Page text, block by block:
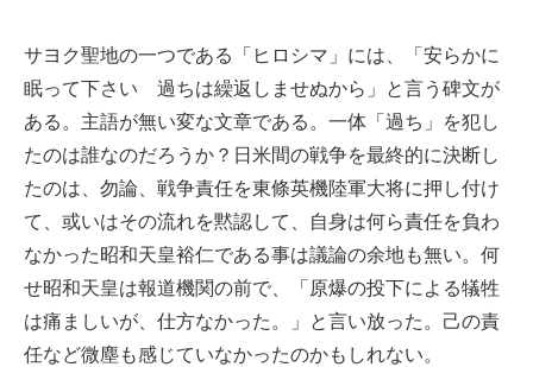
サヨク聖地の一つである「ヒロシマ」には、「安らかに
眠って下さい 過ちは繰返しませぬから」と言う碑文が
ある。主語が無い変な文章である。一体「過ち」を犯し
たのは誰なのだろうか？日米間の戦争を最終的に決断し
たのは、勿論、戦争責任を東條英機陸軍大将に押し付け
て、或いはその流れを黙認して、自身は何ら責任を負わ
なかった昭和天皇裕仁である事は議論の余地も無い。何
せ昭和天皇は報道機関の前で、「原爆の投下による犠牲
は痛ましいが、仕方なかった。」と言い放った。己の責
任など微塵も感じていなかったのかもしれない。